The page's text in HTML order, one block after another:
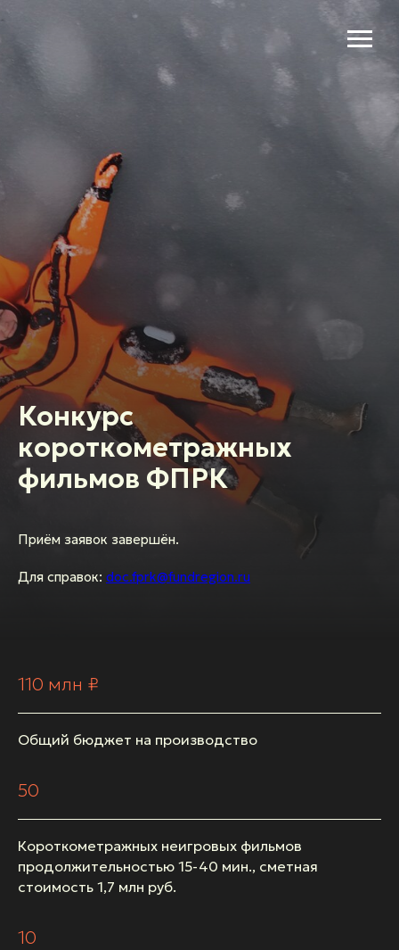
Конкурс
короткометражных
фильмов ФПРК
Приём заявок завершён.
Для справок: doc.fprk@fundregion.ru
110 млн ₽
Общий бюджет на производство
50
Короткометражных неигровых фильмов
продолжительностью 15-40 мин., сметная
стоимость 1,7 млн руб.
10